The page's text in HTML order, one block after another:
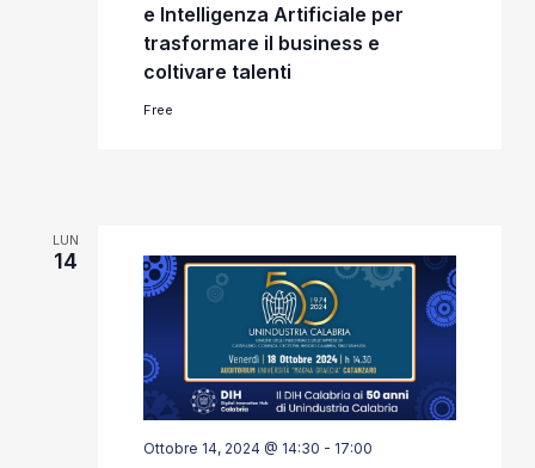
e Intelligenza Artificiale per
trasformare il business e
coltivare talenti
Free
LUN
14
Ottobre 14, 2024 @ 14:30 - 17:00